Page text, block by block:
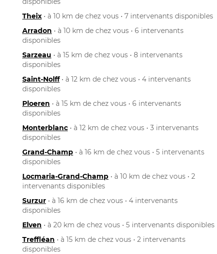
Theix • à 10 km de chez vous • 7 intervenants disponibles
Arradon • à 10 km de chez vous • 6 intervenants
disponibles
Sarzeau • à 15 km de chez vous • 8 intervenants
disponibles
Saint-Nolff• à 12 km de chez vous • 4 intervenants
disponibles
Ploeren • à 15 km de chez vous • 6 intervenants
disponibles
Monterblanc • à 12 km de chez vous • 3 intervenants
disponibles
Grand-Champ • à 16 km de chez vous • 5 intervenants
disponibles
Locmaria-Grand-Champ • à 10 km de chez vous • 2
intervenants disponibles
Surzur • à 16 km de chez vous • 4 intervenants
disponibles
Elven • à 20 km de chez vous • 5 intervenants disponibles
Treffléan • à 15 km de chez vous • 2 intervenants
disponibles